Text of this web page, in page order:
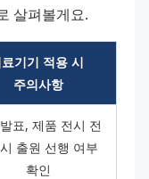
살펴볼게요.
기기 적용 시
주의사항
표, 제품 전시 전
출원 선행 여부
확인